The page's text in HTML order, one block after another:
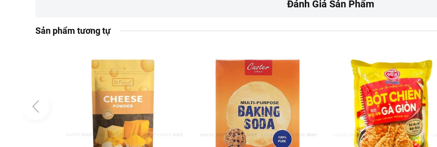
Bảo quản nơi khô ráo, thoáng mát. Đậy kín sau khi mở nếu chưa sử dụng hết.
Địa chỉ: SO 29 NGO 37 PHO NGUYEN CONG TRU, PHUONG HAI BA TRUNG, HA NOI
Đánh Giá Sản Phẩm
Sản phẩm tương tự